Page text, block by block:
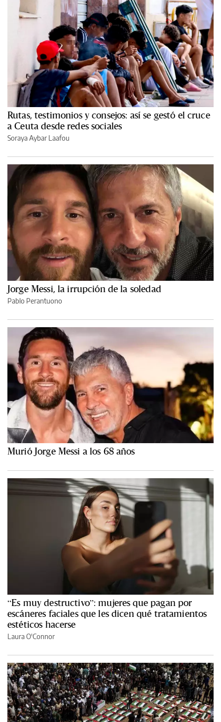
Rutas, testimonios y consejos: así se gestó el cruce
a Ceuta desde redes sociales
Soraya Aybar Laafou
Jorge Messi, la irrupción de la soledad
Pablo Perantuono
Murió Jorge Messi a los 68 años
“Es muy destructivo”: mujeres que pagan por
escáneres faciales que les dicen qué tratamientos
estéticos hacerse
Laura O'Connor